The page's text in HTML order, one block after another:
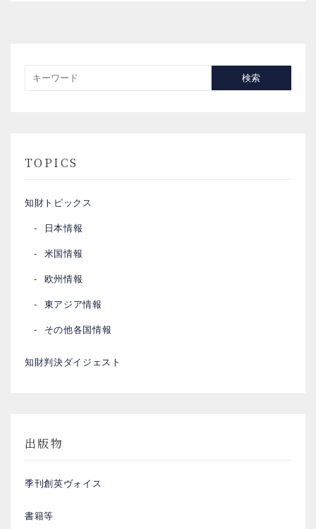
検索
TOPICS
知財トピックス
日本情報
米国情報
欧州情報
東アジア情報
その他各国情報
知財判決ダイジェスト
出版物
季刊創英ヴォイス
書籍等